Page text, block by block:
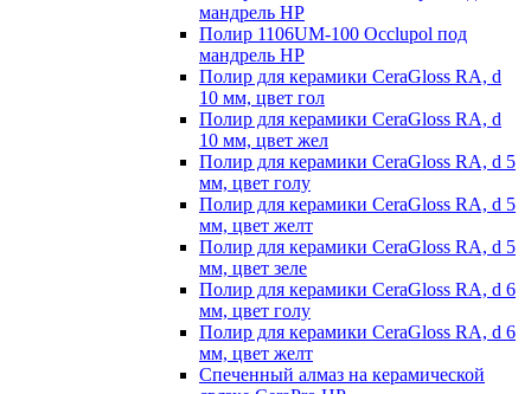
мандрель HP
Полир 1106UM-100 Occlupol под
мандрель HP
Полир для керамики CeraGloss RA, d
10 мм, цвет гол
Полир для керамики CeraGloss RA, d
10 мм, цвет жел
Полир для керамики CeraGloss RA, d 5
мм, цвет голу
Полир для керамики CeraGloss RA, d 5
мм, цвет желт
Полир для керамики CeraGloss RA, d 5
мм, цвет зеле
Полир для керамики CeraGloss RA, d 6
мм, цвет голу
Полир для керамики CeraGloss RA, d 6
мм, цвет желт
Спеченный алмаз на керамической